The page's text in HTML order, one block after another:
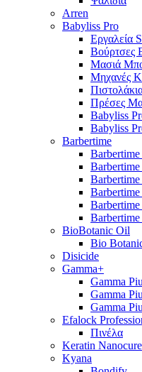
Arren
Babyliss Pro
Εργαλεία
Βούρτσες
Μασιά
Μηχανές
Πρέσες
Babyliss
Babyliss
Barbertime
BioBotanic Oil
Bio
Disicide
Gamma+
Gamma
Gamma
Gamma
Efalock
Πινέλα
Keratin Nanocure
Kyana